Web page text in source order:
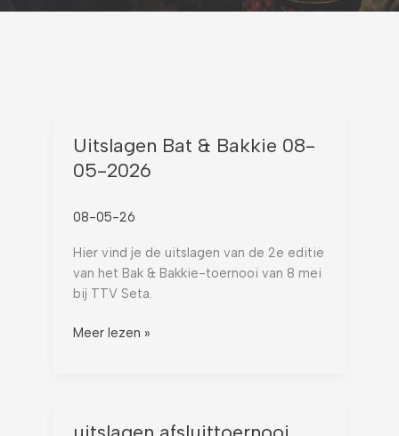
Uitslagen Bat & Bakkie 08-
05-2026
08-05-26
Hier vind je de uitslagen van de 2e editie
van het Bak & Bakkie-toernooi van 8 mei
bij TTV Seta.
Uitslagen
Bat
&
08-
05-
2026
Meer lezen »
uitslagen